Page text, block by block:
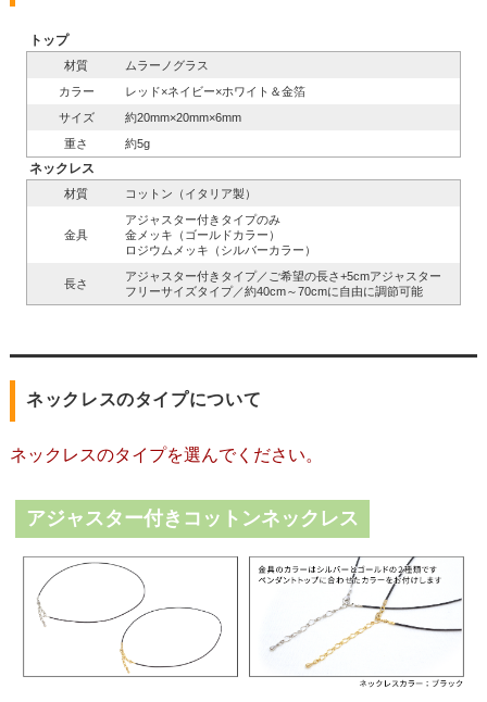
トップ
材質
ムラーノグラス
カラー
レッド×ネイビー×ホワイト＆金箔
サイズ
約20mm×20mm×6mm
重さ
約5g
ネックレス
材質 コットン（イタリア製）
金具
アジャスター付きタイプのみ
金メッキ（ゴールドカラー）
ロジウムメッキ（シルバーカラー）
長さ
アジャスター付きタイプ／ご希望の長さ+5cmアジャスター
フリーサイズタイプ／約40cm～70cmに自由に調節可能
ネックレスのタイプについて
ネックレスのタイプを選んでください。
アジャスター付きコットンネックレス